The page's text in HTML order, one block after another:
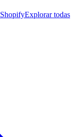
ShopifyExplorar todas